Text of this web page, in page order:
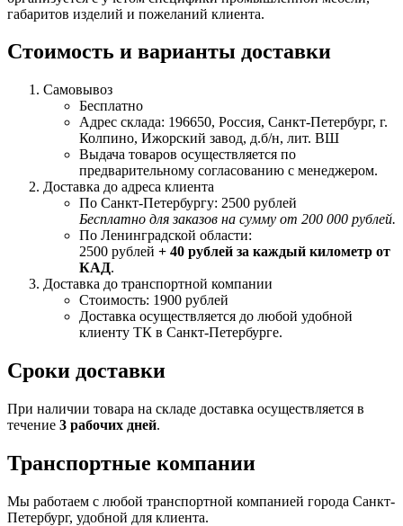
габаритов изделий и пожеланий клиента.
Стоимость и варианты доставки
Самовывоз
Бесплатно
Адрес склада: 196650, Россия, Санкт-Петербург, г.
Колпино, Ижорский завод, д.б/н, лит. ВШ
Выдача товаров осуществляется по
предварительному согласованию с менеджером.
Доставка до адреса клиента
По Санкт-Петербургу: 2500 рублей
Бесплатно для заказов на сумму от 200 000 рублей.
По Ленинградской области:
2500 рублей + 40 рублей за каждый километр от
КАД.
Доставка до транспортной компании
Стоимость: 1900 рублей
Доставка осуществляется до любой удобной
клиенту ТК в Санкт-Петербурге.
Сроки доставки
При наличии товара на складе доставка осуществляется в
течение 3 рабочих дней.
Транспортные компании
Мы работаем с любой транспортной компанией города Санкт-
Петербург, удобной для клиента.